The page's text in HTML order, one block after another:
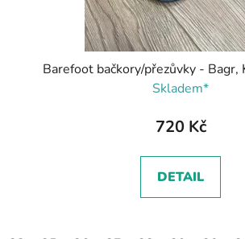
Barefoot bačkory/přezůvky - Bagr,
Skladem*
720 Kč
DETAIL